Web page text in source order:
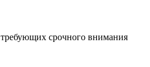
срочного внимания